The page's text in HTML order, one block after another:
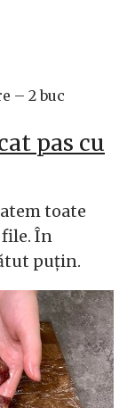
– 2 buc
pas cu
toate
file. În
puțin.